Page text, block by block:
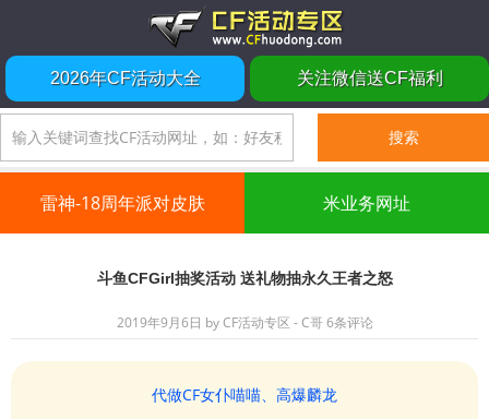
2026年CF活动大全 关注微信送CF福利
雷神-18周年派对皮肤 米业务网址
斗鱼CFGirl抽奖活动 送礼物抽永久王者之怒
2019年9月6日 byCF活动专区 - C哥 6条评论
代做CF女仆喵喵、高爆麟龙